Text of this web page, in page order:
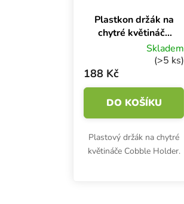
Plastkon držák na
chytré květináče
Cobble HolderSkladem
(>5 ks)
188 Kč
DO KOŠÍKU
Plastový držák na chytré
květináče Cobble Holder.